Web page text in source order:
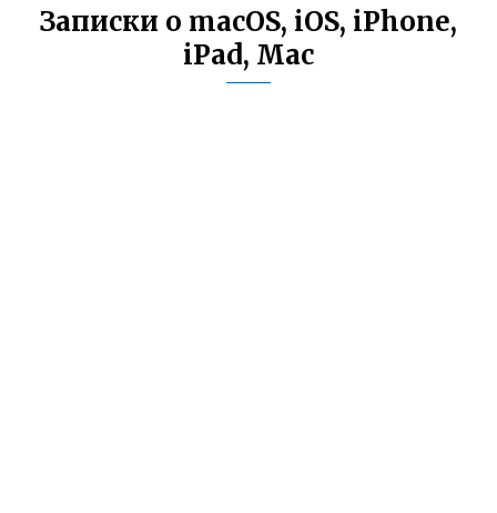
Записки о macOS, iOS, iPhone,
iPad, Mac